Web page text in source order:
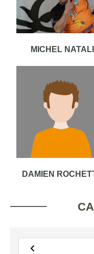
MICHEL NATALI
DAMIEN